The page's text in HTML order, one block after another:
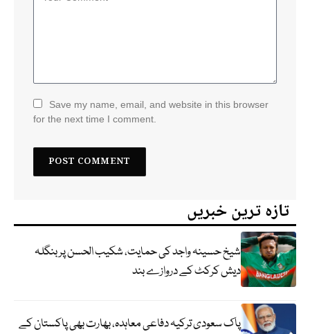
Save my name, email, and website in this browser
for the next time I comment.
تازہ ترین خبریں
شیخ حسینہ واجد کی حمایت، شکیب الحسن پر بنگلہ
دیش کرکٹ کے دروازے بند
پاک سعودی ترکیہ دفاعی معاہدہ، بھارت بھی پاکستان کے